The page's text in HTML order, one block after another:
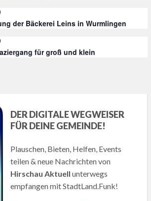
der Bäckerei Leins in Wurmlingen
für groß und klein
DER DIGITALE WEGWEISER
FÜR DEINE GEMEINDE!
Plauschen, Bieten, Helfen, Events
teilen & neue Nachrichten von
Hirschau Aktuell unterwegs
empfangen mit StadtLand.Funk!